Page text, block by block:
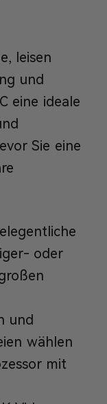
leisen
und
eine ideale
Sie eine
oder
und
wählen
mit